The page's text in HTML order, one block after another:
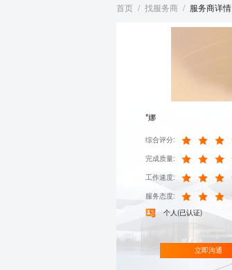
首页 / 找服务商 / 服务商详情
*娜
综合评分:
完成质量:
工作速度:
服务态度:
个人(已认证)
立即沟通